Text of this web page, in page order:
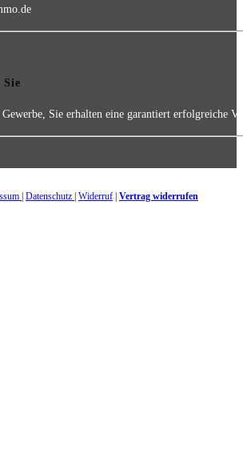
Sie erhalten eine garantiert erfolgreiche
| Datenschutz | Widerruf | Vertrag widerrufen